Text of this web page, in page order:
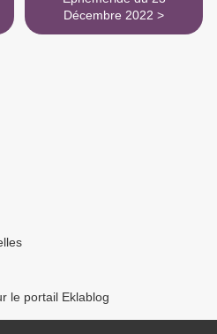
Décembre 2022 >
le portail Eklablog